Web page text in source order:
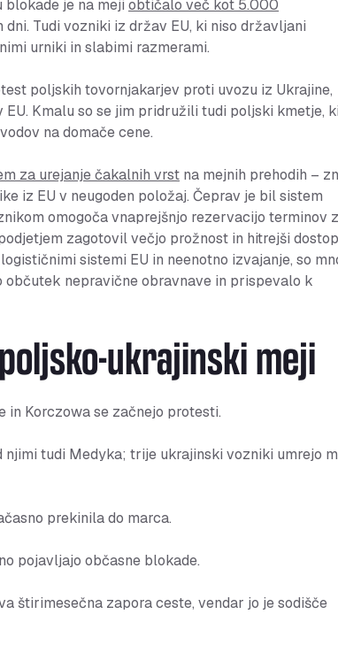
je na meji obtičalo več kot 5.000
Tudi vozniki iz držav EU, ki niso državljani
urniki in slabimi razmerami.
poljskih tovornjakarjev proti uvozu iz Ukrajine,
Kmalu so se jim pridružili tudi poljski kmetje,
na domače cene.
za urejanje čakalnih vrst na mejnih prehodih –
iz EU v neugoden položaj. Čeprav je bil sistem
omogoča vnaprejšnjo rezervacijo terminov
zagotovil večjo prožnost in hitrejši
sistemi EU in neenotno izvajanje, so
občutek nepravične obravnave in prispevalo k
ukrajinski meji
in Korczowa se začnejo protesti.
njimi tudi Medyka; trije ukrajinski vozniki umrejo
prekinila do marca.
pojavljajo občasne blokade.
štirimesečna zapora ceste, vendar jo je sodišče